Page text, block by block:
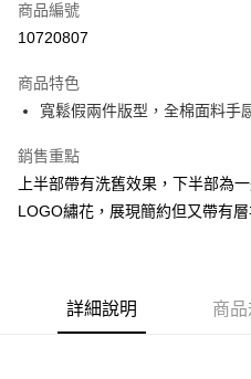
AFTEE先享後付
相關說明
AFTEE先享後付是「在收到商品之後
便利好安心！
１．簡單：不需註冊會員、不需綁卡
３．安心：先確認商品／服務後，再付
【「AFTEE先享後付」結帳流程】
１．於結帳方式選擇「AFTEE先享後
ATM／網路銀行／等多元方式進行付
※ 請注意：結帳手續完成當下不需立
ATM付款
每筆NT$60
商品編號
10720807
商品特色
寬鬆假兩件版型，全棉面料手
銷售重點
上半部帶有洗舊效果，下半部為
LOGO繡花，展現簡約但又帶有層
詳細說明 商